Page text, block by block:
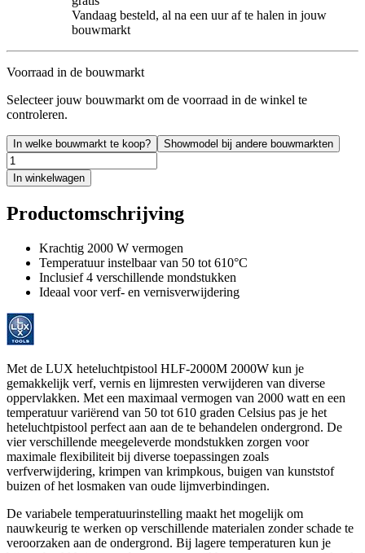
Vandaag besteld, al na een uur af te halen in jouw
bouwmarkt
Voorraad in de bouwmarkt
Selecteer jouw bouwmarkt om de voorraad in de winkel te
controleren.
In welke bouwmarkt te koop? Showmodel bij andere bouwmarkten
In winkelwagen
Productomschrijving
Krachtig 2000 W vermogen
Temperatuur instelbaar van 50 tot 610°C
Inclusief 4 verschillende mondstukken
Ideaal voor verf- en vernisverwijdering
Met de LUX heteluchtpistool HLF-2000M 2000W kun je
gemakkelijk verf, vernis en lijmresten verwijderen van diverse
oppervlakken. Met een maximaal vermogen van 2000 watt en een
temperatuur variërend van 50 tot 610 graden Celsius pas je het
heteluchtpistool perfect aan aan de te behandelen ondergrond. De
vier verschillende meegeleverde mondstukken zorgen voor
maximale flexibiliteit bij diverse toepassingen zoals
verfverwijdering, krimpen van krimpkous, buigen van kunststof
buizen of het losmaken van oude lijmverbindingen.
De variabele temperatuurinstelling maakt het mogelijk om
nauwkeurig te werken op verschillende materialen zonder schade te
veroorzaken aan de ondergrond. Bij lagere temperaturen kun je